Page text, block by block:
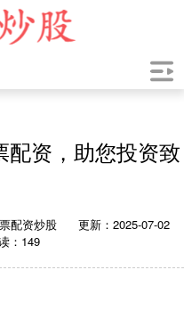
配资，助您投资致
配资炒股
更新：2025-07-02
：149